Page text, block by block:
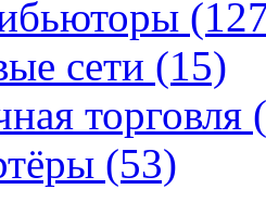
сети (15)
торговля
(53)